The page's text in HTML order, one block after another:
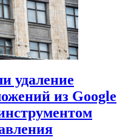
удаление
из Google